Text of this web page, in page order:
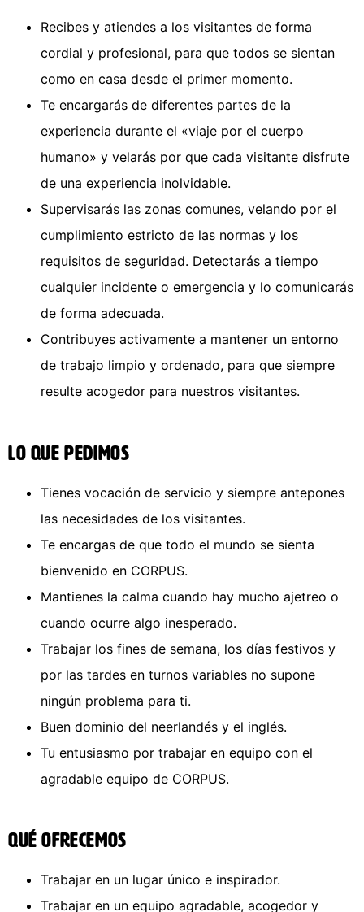
Recibes y atiendes a los visitantes de forma
cordial y profesional, para que todos se sientan
como en casa desde el primer momento.
Te encargarás de diferentes partes de la
experiencia durante el «viaje por el cuerpo
humano» y velarás por que cada visitante disfrute
de una experiencia inolvidable.
Supervisarás las zonas comunes, velando por el
cumplimiento estricto de las normas y los
requisitos de seguridad. Detectarás a tiempo
cualquier incidente o emergencia y lo comunicarás
de forma adecuada.
Contribuyes activamente a mantener un entorno
de trabajo limpio y ordenado, para que siempre
resulte acogedor para nuestros visitantes.
Lo que pedimos
Tienes vocación de servicio y siempre antepones
las necesidades de los visitantes.
Te encargas de que todo el mundo se sienta
bienvenido en CORPUS.
Mantienes la calma cuando hay mucho ajetreo o
cuando ocurre algo inesperado.
Trabajar los fines de semana, los días festivos y
por las tardes en turnos variables no supone
ningún problema para ti.
Buen dominio del neerlandés y el inglés.
Tu entusiasmo por trabajar en equipo con el
agradable equipo de CORPUS.
Qué ofrecemos
Trabajar en un lugar único e inspirador.
Trabajar en un equipo agradable, acogedor y